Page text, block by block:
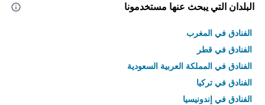
البلدان التي يبحث عنها مستخدمونا
الفنادق في المغرب
الفنادق في قطر
الفنادق في المملكة العربية السعودية
الفنادق في تركيا
الفنادق في إندونيسيا